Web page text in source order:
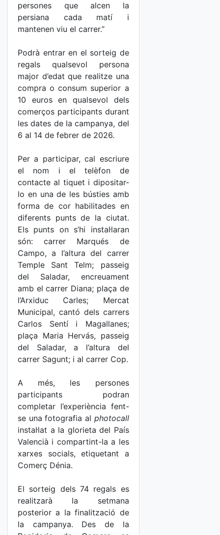
persones que alcen la
persiana cada matí i
mantenen viu el carrer.”
Podrà entrar en el sorteig de
regals qualsevol persona
major d’edat que realitze una
compra o consum superior a
10 euros en qualsevol dels
comerços participants durant
les dates de la campanya, del
6 al 14 de febrer de 2026.
Per a participar, cal escriure
el nom i el telèfon de
contacte al tiquet i dipositar-
lo en una de les bústies amb
forma de cor habilitades en
diferents punts de la ciutat.
Els punts on s’hi instal·laran
són: carrer Marqués de
Campo, a l’altura del carrer
Temple Sant Telm; passeig
del Saladar, encreuament
amb el carrer Diana; plaça de
l’Arxiduc Carles; Mercat
Municipal, cantó dels carrers
Carlos Sentí i Magallanes;
plaça Maria Hervás, passeig
del Saladar, a l’altura del
carrer Sagunt; i al carrer Cop.
A més, les persones
participants podran
completar l’experiència fent-
se una fotografia al photocall
instal·lat a la glorieta del País
Valencià i compartint-la a les
xarxes socials, etiquetant a
Comerç Dénia.
El sorteig dels 74 regals es
realitzarà la setmana
posterior a la finalització de
la campanya. Des de la